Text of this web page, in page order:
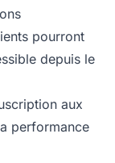
pourront
depuis le
aux
performance